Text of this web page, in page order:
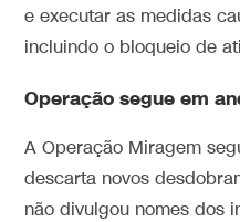
e executar as medidas
incluindo o bloqueio de
Operação segue em
A Operação Miragem
descarta novos
não divulgou nomes dos